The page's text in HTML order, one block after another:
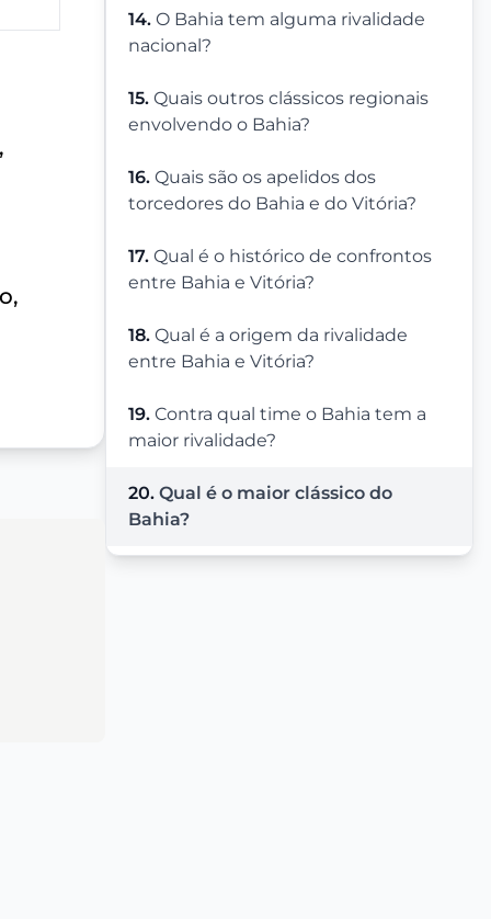
14. O Bahia tem alguma rivalidade
nacional?
15. Quais outros clássicos regionais
envolvendo o Bahia?
16. Quais são os apelidos dos
torcedores do Bahia e do Vitória?
17. Qual é o histórico de confrontos
entre Bahia e Vitória?
18. Qual é a origem da rivalidade
entre Bahia e Vitória?
19. Contra qual time o Bahia tem a
maior rivalidade?
20. Qual é o maior clássico do
Bahia?